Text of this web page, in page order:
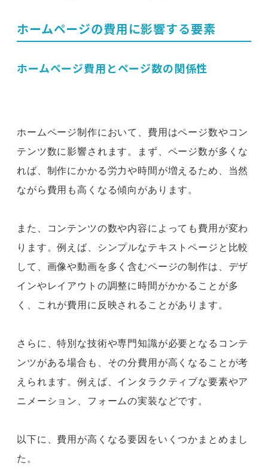
ホームページの費用に影響する要素
ホームページ費用とページ数の関係性
ホームページ制作において、費用はページ数やコン
テンツ数に影響されます。まず、ページ数が多くな
れば、制作にかかる労力や時間が増えるため、当然
ながら費用も高くなる傾向があります。
また、コンテンツの数や内容によっても費用が変わ
ります。例えば、シンプルなテキストページと比較
して、画像や動画を多く含むページの制作は、デザ
インやレイアウトの調整に時間がかかることが多
く、これが費用に反映されることがあります。
さらに、特別な技術や専門知識が必要となるコンテ
ンツがある場合も、その分費用が高くなることが考
えられます。例えば、インタラクティブな要素やア
ニメーション、フォームの実装などです。
以下に、費用が高くなる要因をいくつかまとめまし
た。